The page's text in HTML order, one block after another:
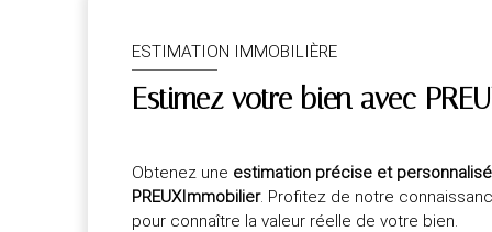
ESTIMATION IMMOBILIÈRE
Estimez votre bien avec
Obtenez une estimation précise et
PREUXImmobilier. Profitez de notre
pour connaître la valeur réelle de votre bien.